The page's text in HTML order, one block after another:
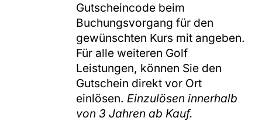
Gutscheincode beim
Buchungsvorgang für den
gewünschten Kurs mit angeben.
Für alle weiteren Golf
Leistungen, können Sie den
Gutschein direkt vor Ort
einlösen.Einzulösen innerhalb
von 3 Jahren ab Kauf.